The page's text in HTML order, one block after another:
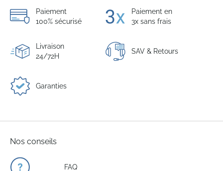
Paiement
100% sécurisé
Paiement en
3x sans frais
Livraison
24/72H
SAV & Retours
Garanties
Nos conseils
FAQ